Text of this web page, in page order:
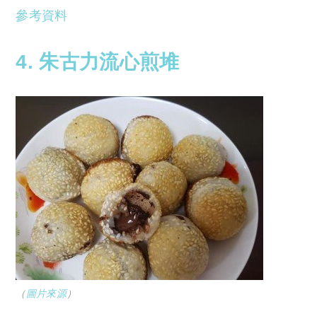
參考資料
4. 朱古力流心煎堆
（圖片來源）